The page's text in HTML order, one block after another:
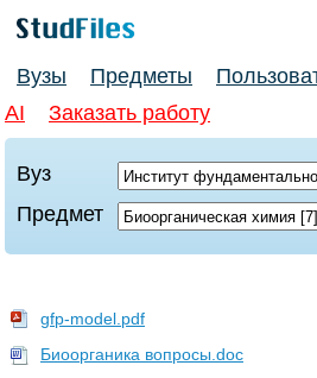
Вузы Предметы
AI
Заказать работу
Вуз
Предмет
gfp-model.pdf
Биоорганика вопросы.doc